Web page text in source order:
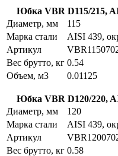
Юбка VBR D115/215,
Диаметр, мм
115
Марка стали
AISI 439,
Артикул
Вес брутто, кг 0.54
Объем, м3
0.01125
Юбка VBR D120/220,
Диаметр, мм
120
Марка стали
AISI 439,
Артикул
Вес брутто, кг 0.58